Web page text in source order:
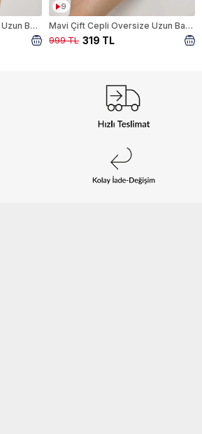
Siyah Çift Cepli Oversize Uzun Basic Gömlek TCR 6256A
9
Mavi Çift Cepli Oversize Uzun Basic Gömlek TCR 6256A
319 TL
999 TL